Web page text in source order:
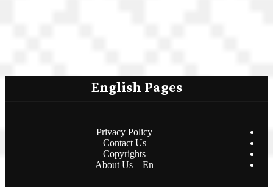
English Pages
Privacy Policy
Contact Us
Copyrights
About Us – En